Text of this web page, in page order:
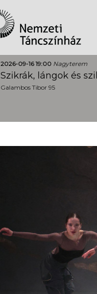
2026-09-16 19:00 Nagyterem
Szikrák, lángok és
Galambos Tibor 95